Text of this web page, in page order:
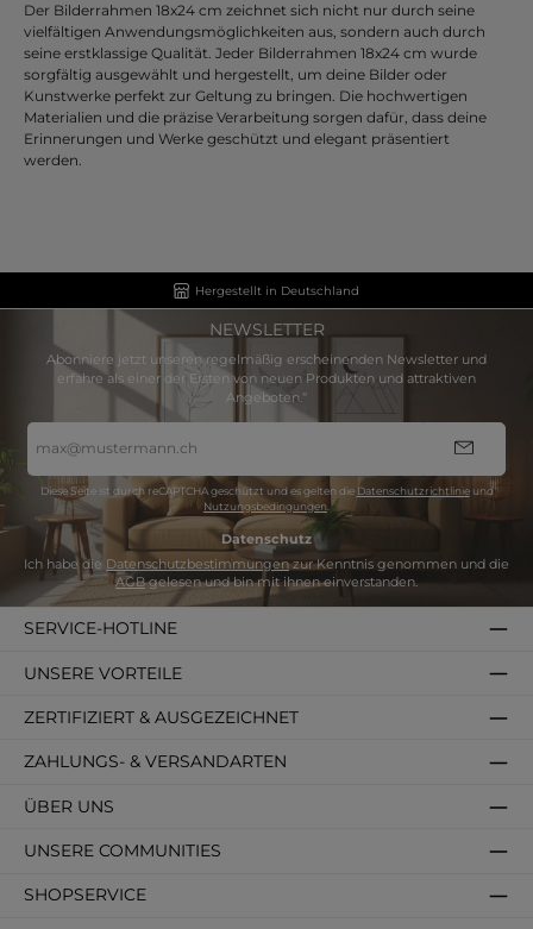
Der Bilderrahmen 18x24 cm zeichnet sich nicht nur durch seine
vielfältigen Anwendungsmöglichkeiten aus, sondern auch durch
seine erstklassige Qualität. Jeder Bilderrahmen 18x24 cm wurde
sorgfältig ausgewählt und hergestellt, um deine Bilder oder
Kunstwerke perfekt zur Geltung zu bringen. Die hochwertigen
Materialien und die präzise Verarbeitung sorgen dafür, dass deine
Erinnerungen und Werke geschützt und elegant präsentiert
werden.
Hergestellt in Deutschland
NEWSLETTER
Abonniere jetzt unseren regelmäßig erscheinenden Newsletter und
erfahre als einer der Ersten von neuen Produkten und attraktiven
Angeboten.“
Mail-
Adresse
Diese Seite ist durch reCAPTCHA geschützt und es gelten die Datenschutzrichtlinieund
Nutzungsbedingungen.
Datenschutz
Ich habe die Datenschutzbestimmungenzur Kenntnis genommen und die
AGBgelesen und bin mit ihnen einverstanden.
SERVICE-HOTLINE
SHOPSERVICE
ZAHLUNGS- & VERSANDARTEN
ÜBER UNS
ZERTIFIZIERT & AUSGEZEICHNET
UNSERE VORTEILE
UNSERE COMMUNITIES